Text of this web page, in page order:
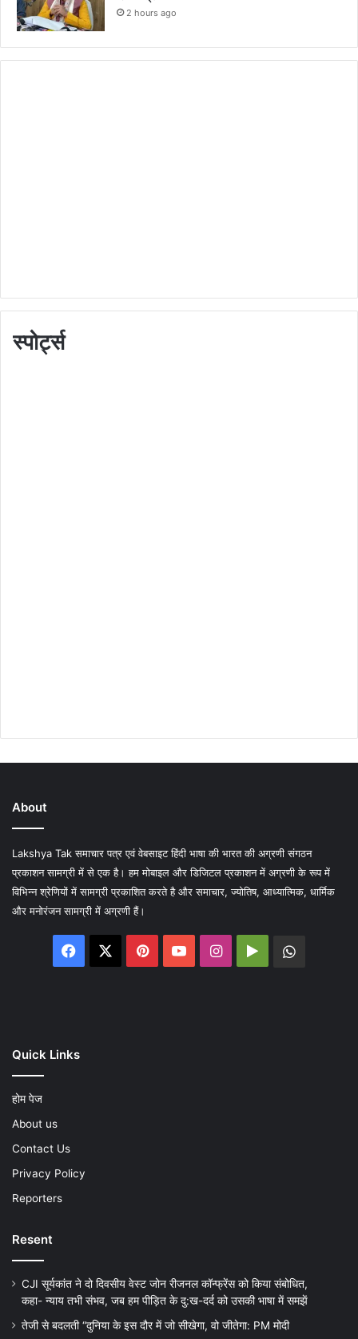
2 hours ago
स्पोर्ट्स
About
Lakshya Tak समाचार पत्र एवं वेबसाइट हिंदी भाषा की भारत की अग्रणी संगठन
प्रकाशन सामग्री में से एक है। हम मोबाइल और डिजिटल प्रकाशन में अग्रणी के रूप में
विभिन्न श्रेणियों में सामग्री प्रकाशित करते है और समाचार, ज्योतिष, आध्यात्मिक, धार्मिक
और मनोरंजन सामग्री में अग्रणी हैं।
Facebook PinterestYouTubeInstagram
Google
Quick Links
होम पेज
About us
Contact Us
Privacy Policy
Reporters
Resent
CJI सूर्यकांत ने दो दिवसीय वेस्ट जोन रीजनल कॉन्फ्रेंस को किया संबोधित,
कहा- न्याय तभी संभव, जब हम पीड़ित के दु:ख-दर्द को उसकी भाषा में समझें
तेजी से बदलती “दुनिया के इस दौर में जो सीखेगा, वो जीतेगा: PM मोदी